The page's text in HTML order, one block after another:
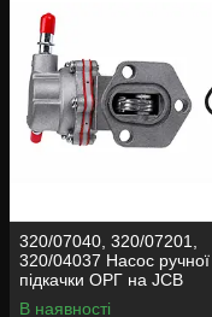
320/07040, 320/07201,
320/04037 Насос ручної
підкачки ОРГ на JCB
В наявності